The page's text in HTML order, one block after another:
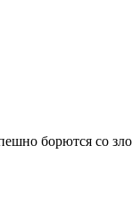
борются со